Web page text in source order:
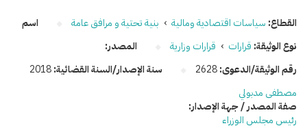
القطاع: سياسات اقتصادية ومالية › بنية تحتية و مرافق عامة
نوع الوثيقة: قرارات › قرارات وزارية
رقم الوثيقة/الدعوى:2628 سنة الإصدار/السنة القضائية:2018
اسم
المصدر:
مصطفى مدبولي
صفة المصدر / جهة الإصدار:
رئيس مجلس الوزراء